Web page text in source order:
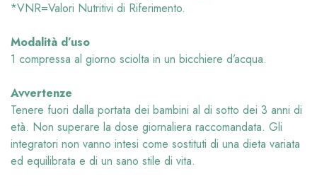
*VNR=Valori Nutritivi di Riferimento.
Modalità d’uso
1 compressa al giorno sciolta in un bicchiere d’acqua.
Avvertenze
Tenere fuori dalla portata dei bambini al di sotto dei 3 anni di
età. Non superare la dose giornaliera raccomandata. Gli
integratori non vanno intesi come sostituti di una dieta variata
ed equilibrata e di un sano stile di vita.